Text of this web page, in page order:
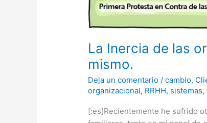
La Inercia de las
mismo.
Deja un comentario /cambio,
organizacional, RRHH, sistemas,
[:es]Recientemente he sufrido
puede
verse
a
si
mismo.